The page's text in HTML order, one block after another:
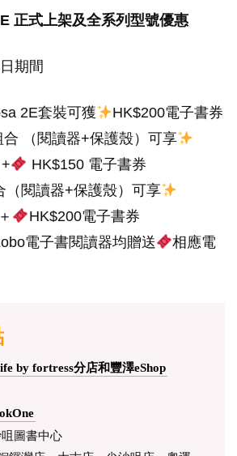
正式上架及全系列型號優惠
期間
2E套裝可獲
HK$200電子書券
（閱讀器+保護殼）可享
HK$150 電子書券
（閱讀器+保護殼）可享
HK$200電子書券
電子書閱讀器均贈送
相應電
by fortress分店和豐澤eShop
圖書中心